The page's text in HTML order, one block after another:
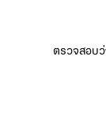
ตรวจสอบ